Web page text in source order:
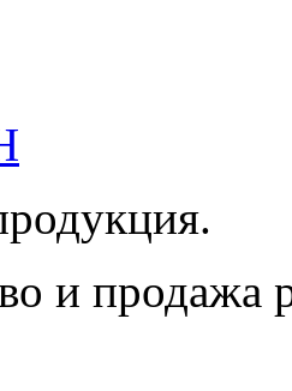
и продажа